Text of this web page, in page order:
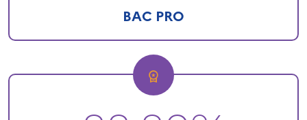
BAC PRO